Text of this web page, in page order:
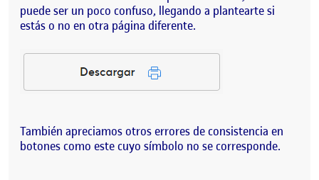
puede ser un poco confuso, llegando a plantearte si
estás o no en otra página diferente.
También apreciamos otros errores de consistencia en
botones como este cuyo símbolo no se corresponde.